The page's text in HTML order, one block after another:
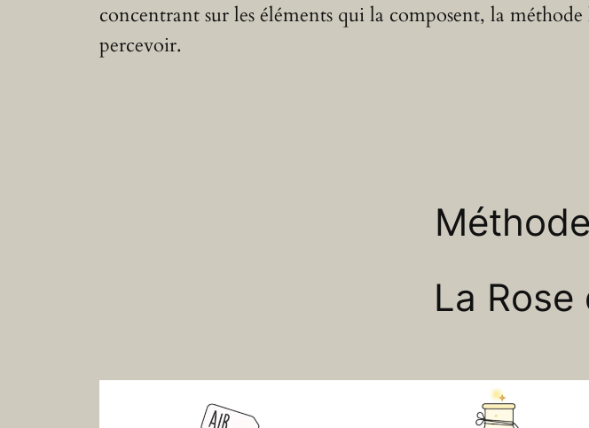
concentrant sur les éléments qui la composent, la
percevoir.
La